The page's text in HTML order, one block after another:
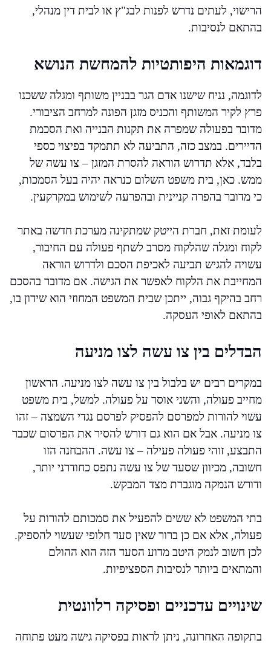
הרישוי, לעתים נדרש לפנות לבג"ץ או לבית דין מנהלי,
בהתאם לנסיבות.
דוגמאות היפותטיות להמחשת הנושא
לדוגמה, נניח שישנו אדם הגר בבניין משותף ומגלה ששכנו
פרץ לקיר המשותף והכניס מזגן הפונה למרחב הציבורי.
מדובר בפעולה שמפרה את תקנות הבנייה ואת הסכמת
הדיירים. במצב כזה, התביעה לא תתמקד בפיצוי כספי
בלבד, אלא תדרוש הוראה להסרת המזגן – צו עשה של
ממש. כאן, בית משפט השלום כנראה יהיה בעל הסמכות,
כי מדובר בהפרה קניינית ובהפרעה לשימוש במקרקעין.
לעומת זאת, חברת הייטק שמתקינה מערכת חדשה באתר
לקוח ומגלה שהלקוח מסרב לשתף פעולה עם החיבור,
עשויה להגיש תביעה לאכיפת הסכם ולדרוש הוראה
המחייבת את הלקוח לאפשר את הגישה. אם מדובר בהסכם
רחב בהיקף גבוה, ייתכן שבית המשפט המחוזי הוא שידון בו,
בהתאם לאופי העסקה.
הבדלים בין צו עשה לצו מניעה
במקרים רבים יש בלבול בין צו עשה לצו מניעה. הראשון
מחייב פעולה, והשני אוסר על פעולה. למשל, בית משפט
עשוי להורות למפרסם להפסיק לפרסם נגדי השמצה – זהו
צו מניעה. אבל אם הוא גם דורש להסיר את הפרסום שכבר
התבצע, זוהי פעולה פעילה – צו עשה. ההבחנה הזו
חשובה, מכיוון שסעד של צו עשה נתפס כחודרני יותר,
ודורש הנמקה מוגברת מצד המבקש.
בתי המשפט לא ששים להפעיל את סמכותם להורות על
פעולה, אלא אם כן ברור שאין סעד חלופי שעשוי להספיק.
לכן חשוב לנמק היטב מדוע הסעד הזה הוא ההולם
והמתאים ביותר לנסיבות הספציפיות.
שינויים עדכניים ופסיקה רלוונטית
בתקופה האחרונה, ניתן לראות בפסיקה גישה מעט פתוחה